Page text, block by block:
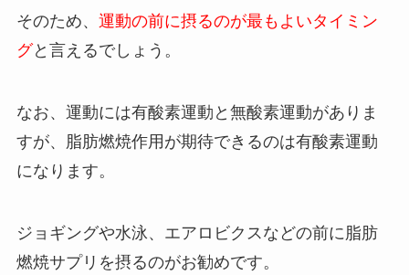
そのため、 運動の前に摂るのが最もよいタイミン
グと言えるでしょう。
なお、運動には有酸素運動と無酸素運動がありま
すが、脂肪燃焼作用が期待できるのは有酸素運動
になります。
ジョギングや水泳、エアロビクスなどの前に脂肪
燃焼サプリを摂るのがお勧めです。